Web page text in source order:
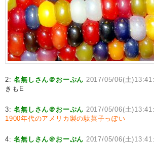
2:名無しさん＠おーぷん 2017/05/06(土
きもE
3:名無しさん＠おーぷん 2017/05/06(土
1900年代のアメリカ製の駄菓子っぽい
4:名無しさん＠おーぷん 2017/05/06(土